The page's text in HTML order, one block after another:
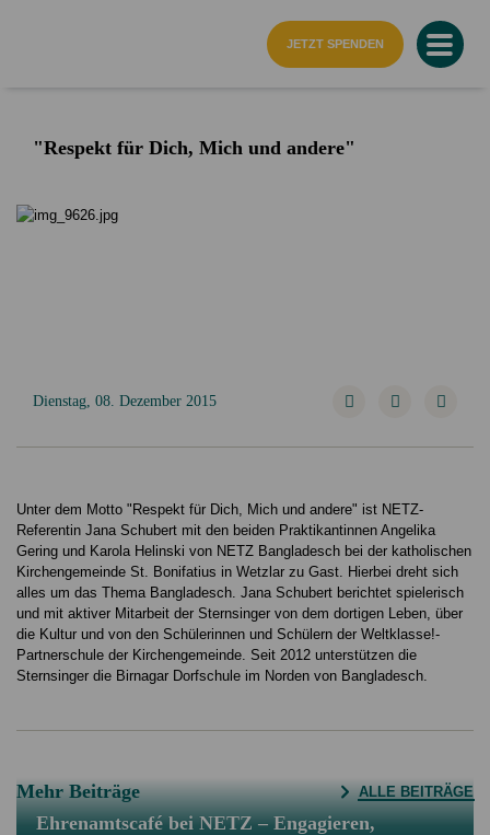
JETZT SPENDEN
"Respekt für Dich, Mich und andere"
Dienstag, 08. Dezember 2015
Unter dem Motto "Respekt für Dich, Mich und andere" ist NETZ-
Referentin Jana Schubert mit den beiden Praktikantinnen Angelika
Gering und Karola Helinski von NETZ Bangladesch bei der katholischen
Kirchengemeinde St. Bonifatius in Wetzlar zu Gast. Hierbei dreht sich
alles um das Thema Bangladesch. Jana Schubert berichtet spielerisch
und mit aktiver Mitarbeit der Sternsinger von dem dortigen Leben, über
die Kultur und von den Schülerinnen und Schülern der Weltklasse!-
Partnerschule der Kirchengemeinde. Seit 2012 unterstützen die
Sternsinger die Birnagar Dorfschule im Norden von Bangladesch.
Mehr Beiträge ALLE BEITRÄGE
Ehrenamtscafé bei NETZ – Engagieren,